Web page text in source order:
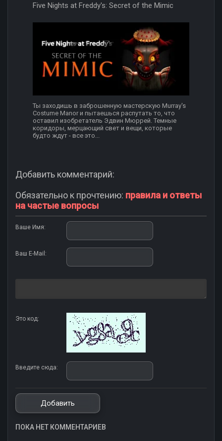
Five Nights at Freddy's: Secret of the Mimic
Ты заходишь в заброшенную мастерскую Murray's
Costume Manor и пытаешься распутать то, что
оставил изобретатель Эдвин Мюррей. Темные
коридоры, мерцающий свет и вещи, которые
будто ждут - все это...
Добавить комментарий:
Обязательно к прочтению: правила и ответы
на частые вопросы
Ваше Имя:
Ваш E-Mail:
Это код:
Введите сюда:
ПОКА НЕТ КОММЕНТАРИЕВ